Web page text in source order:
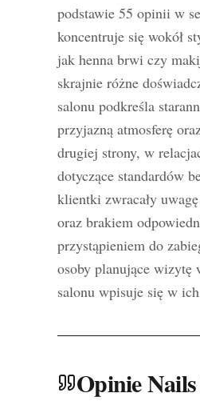
podstawie 55 opinii w
koncentruje się wokół
jak henna brwi czy
skrajnie różne
salonu podkreśla
przyjazną atmosferę
drugiej strony, w
dotyczące standardów
klientki zwracały
oraz brakiem
przystąpieniem do
osoby planujące wizytę
salonu wpisuje się w
Opinie